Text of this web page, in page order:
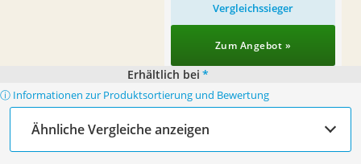
Vergleichssieger
Zum Angebot »
Erhältlich bei *
ⓘ Informationen zur Produktsortierung und Bewertung
Ähnliche Vergleiche anzeigen